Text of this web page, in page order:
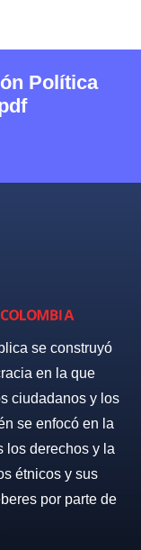
Política
se construyó
en la que
ciudadanos y los
se enfocó en la
los derechos y la
étnicos y sus
por parte de